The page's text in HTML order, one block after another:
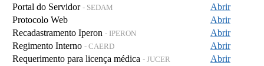
Portal do Servidor - SEDAM
Abrir
Protocolo Web
Abrir
Recadastramento Iperon - IPERON
Abrir
Regimento Interno - CAERD
Abrir
Requerimento para licença médica - JUCER
Abrir